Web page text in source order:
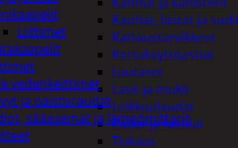
Kauhat, lastat ja
Kattaustarvikkeet
Kertakäyttöastiat
Lautaset
Lasit ja mukit
Leikkuulaudat
Padat ja kattilat
Tiskaus
Liittimet
vedenkeittimet
ja paistoraudat
sääasemat ja lämpömittarit